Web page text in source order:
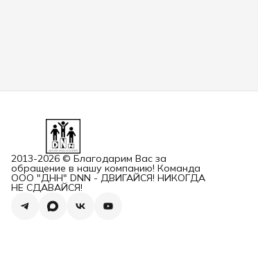
2013-2026 © Благодарим Вас за
обращение в нашу компанию! Команда
ООО "ДНН" DNN - ДВИГАЙСЯ! НИКОГДА
НЕ СДАВАЙСЯ!